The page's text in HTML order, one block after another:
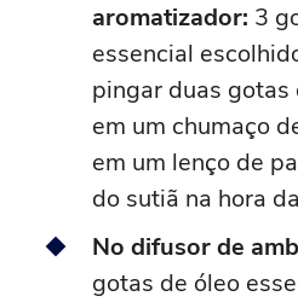
aromatizador: 3
essencial
pingar duas
em um chumaço
em um lenço de
do sutiã na hora
No difusor de
gotas de óleo